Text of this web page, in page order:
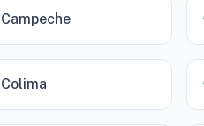
Campeche
Colima